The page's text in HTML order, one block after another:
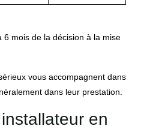
6 mois de la décision à la mise
vous accompagnent dans
dans leur prestation.
en